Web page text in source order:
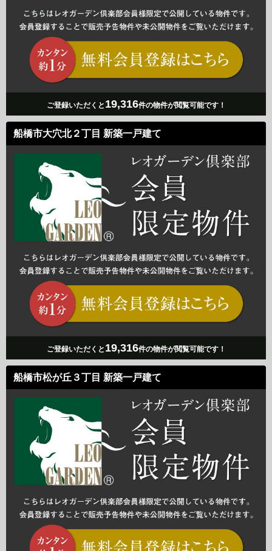
ご登録いただくと 19,316件の物件が閲覧可能です！
船橋市大穴北２丁目 新築一戸建て
ご登録いただくと 19,316件の物件が閲覧可能です！
船橋市松が丘３丁目 新築一戸建て